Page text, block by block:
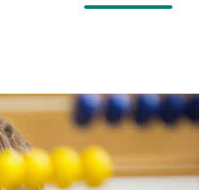
EMPRESAS SOLIDARIAS
TESTAMENTO SOLIDARIO